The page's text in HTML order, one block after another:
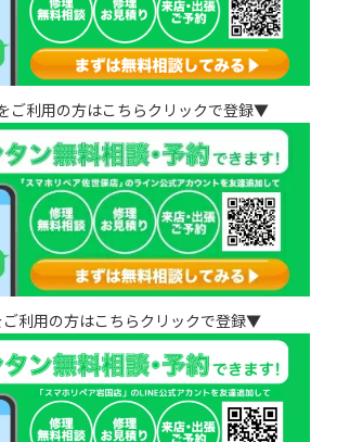
ご利用の方はこちらクリックで登録▼
利用の方はこちらクリックで登録▼